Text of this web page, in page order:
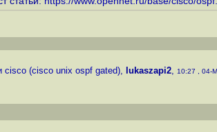
cisco (cisco unix ospf gated), lukaszapi2, 10:27 , 04-